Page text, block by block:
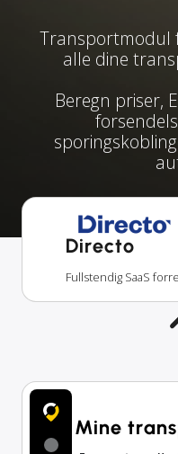
Transportmodul
alle dine
Beregn priser,
Directo
Fullstendig SaaS
Mine